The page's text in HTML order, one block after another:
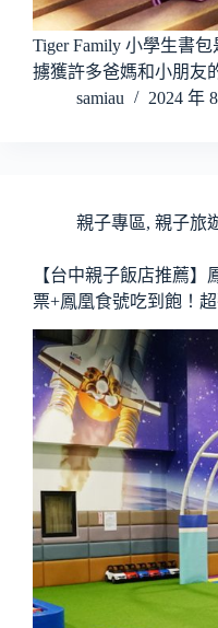
Tiger Family 小學生書
擄獲許多爸媽和小朋友
samiau
2024 年
親子專區, 親子旅
【台中親子飯店推薦】
票+鳳凰食號吃到飽！